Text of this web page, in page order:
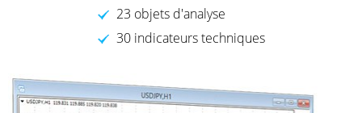
23 objets d'analyse
30 indicateurs techniques